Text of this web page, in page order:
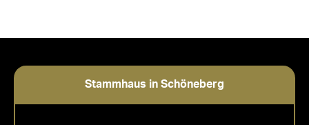
Stammhaus in Schöneberg